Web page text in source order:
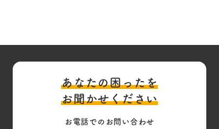
あなたの困ったを
お聞かせください
お電話でのお問い合わせ